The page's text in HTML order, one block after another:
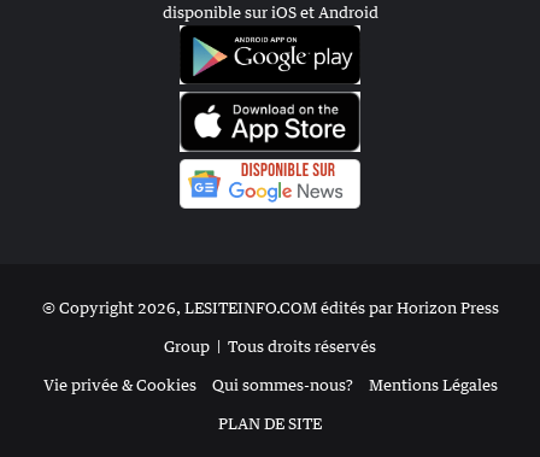
disponible sur iOS et Android
© Copyright 2026, LESITEINFO.COM édités par Horizon Press
Group | Tous droits réservés
Vie privée & Cookies
Qui sommes-nous?
Mentions Légales
PLAN DE SITE